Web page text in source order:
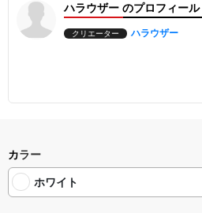
■ 季節を問わず活躍する万能ロンT
1枚での着用はもちろん、半袖Tシャ
や、アウターのインナーとしても映え
■ 質感へのこだわり
掠れ（かすれ）を活かしたヴィンテー
質になりがちなロンTに奥行きを与え
トンの風合いをお楽しみください。
ハラウザー のプロフィール
クリエーター ハラウザー
カラー
ホワイト